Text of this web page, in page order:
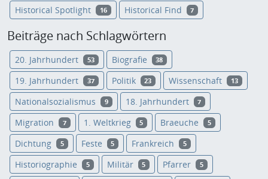
Historical Spotlight 16 Historical Find 7
Beiträge nach Schlagwörtern
20. Jahrhundert 53 Biografie 38
19. Jahrhundert 37 Politik 23 Wissenschaft 13
Nationalsozialismus 9 18. Jahrhundert 7
Migration 7 1. Weltkrieg 5 Braeuche 5
Dichtung 5 Feste 5 Frankreich 5
Historiographie 5 Militär 5 Pfarrer 5